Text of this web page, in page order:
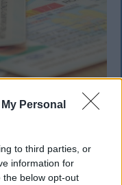
Personal
to third parties, or
information for
the below opt-out
régi